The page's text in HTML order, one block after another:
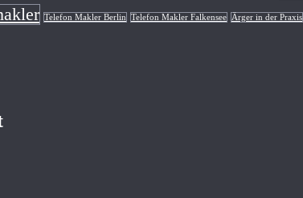
Telefon Makler Berlin Telefon Makler Falkensee Ärger in der Praxis